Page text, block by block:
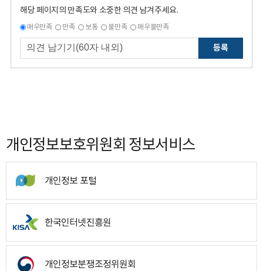
해당 페이지의 만족도와 소중한 의견 남겨주세요.
매우만족 만족 보통 불만족 매우불만족
등록
개인정보보호위원회 정보서비스
개인정보 포털
한국인터넷진흥원
개인정보분쟁조정위원회